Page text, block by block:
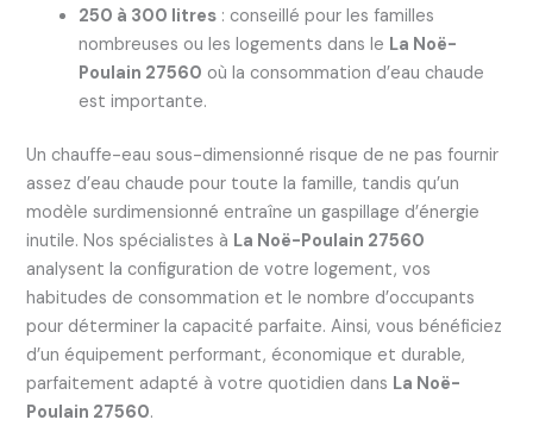
250 à 300 litres: conseillé pour les familles
nombreuses ou les logements dans le La Noë-
Poulain 27560 où la consommation d’eau chaude
est importante.
Un chauffe-eau sous-dimensionné risque de ne pas fournir
assez d’eau chaude pour toute la famille, tandis qu’un
modèle surdimensionné entraîne un gaspillage d’énergie
inutile. Nos spécialistes à La Noë-Poulain 27560
analysent la configuration de votre logement, vos
habitudes de consommation et le nombre d’occupants
pour déterminer la capacité parfaite. Ainsi, vous bénéficiez
d’un équipement performant, économique et durable,
parfaitement adapté à votre quotidien dans La Noë-
Poulain 27560.